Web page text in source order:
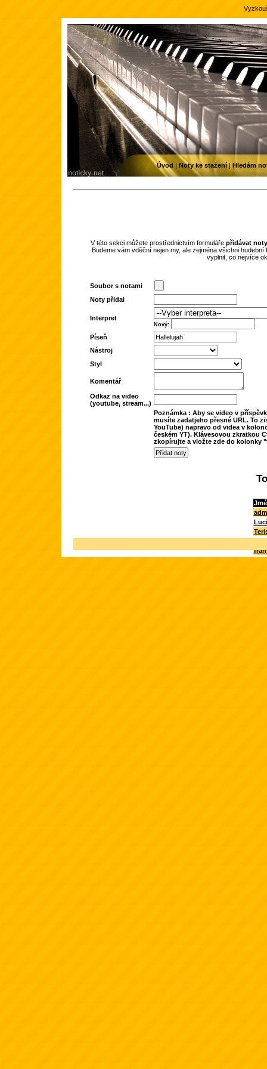
V této sekci můžete prostřednictvím formuláře přidávat noty
Budeme vám vděční nejen my, ale zejména všichni
vyplnit, co nejvíce
Soubor s notami
Noty přidal
Interpret
Nový:
Píseň
Nástroj
Styl
Komentář
Odkaz na video
(youtube, stream...)
Poznámka : Aby se video v
musíte zadatjeho přesné URL. To
YouTube) napravo od videa v
českém YT). Klávesovou zkratkou
zkopírujte a vložte zde do kolonky
Úvod | Noty ke stažení| Hledám